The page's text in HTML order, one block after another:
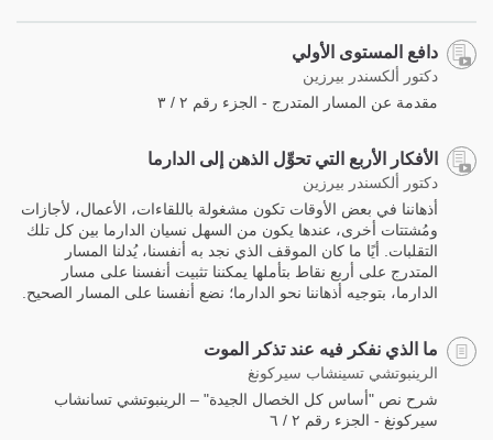
دافع المستوى الأولي
دكتور ألكسندر بيرزين
مقدمة عن المسار المتدرج - الجزء رقم ٢ / ٣
الأفكار الأربع التي تحوِّل الذهن إلى الدارما
دكتور ألكسندر بيرزين
أذهاننا في بعض الأوقات تكون مشغولة باللقاءات، الأعمال، لأجازات
ومُشتتات أخرى، عندها يكون من السهل نسيان الدارما بين كل تلك
التقلبات. أيًا ما كان الموقف الذي نجد به أنفسنا، يُدلنا المسار
المتدرج على أربع نقاط بتأملها يمكننا تثبيت أنفسنا على مسار
الدارما، بتوجيه أذهاننا نحو الدارما؛ نضع أنفسنا على المسار الصحيح.
ما الذي نفكر فيه عند تذكر الموت
الرينبوتشي تسينشاب سيركونغ
شرح نص "أساس كل الخصال الجيدة" – الرينبوتشي تسانشاب
سيركونغ - الجزء رقم ٢ / ٦